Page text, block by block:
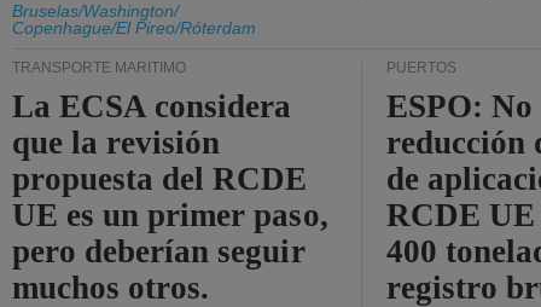
Bruselas/Washington/
Copenhague/El Pireo/Róterdam
TRANSPORTE MARÍTIMO
La ECSA considera
que la revisión
propuesta del RCDE
UE es un primer paso,
pero deberían seguir
muchos otros.
PUERTOS
ESPO: No
reducción
de
RCDE UE
400
registro